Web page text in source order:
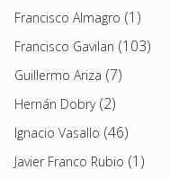
Francisco Almagro (1)
Francisco Gavilan (103)
Guillermo Ariza (7)
Hernán Dobry(2)
Ignacio Vasallo (46)
Javier Franco Rubio (1)